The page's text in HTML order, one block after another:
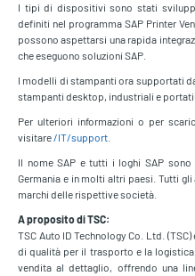
I tipi di dispositivi sono stati
definiti nel programma SAP Printer
possono aspettarsi una rapida
che eseguono soluzioni SAP.
I modelli di stampanti ora supportati
stampanti desktop, industriali e
Per ulteriori informazioni o per
visitare/IT/support
Il nome SAP e tutti i loghi SAP
Germania e in molti altri paesi. Tutti
marchi delle rispettive società.
A proposito di TSC:
TSC Auto ID Technology Co. Ltd.
di qualità per il trasporto e la
vendita al dettaglio, offrendo una